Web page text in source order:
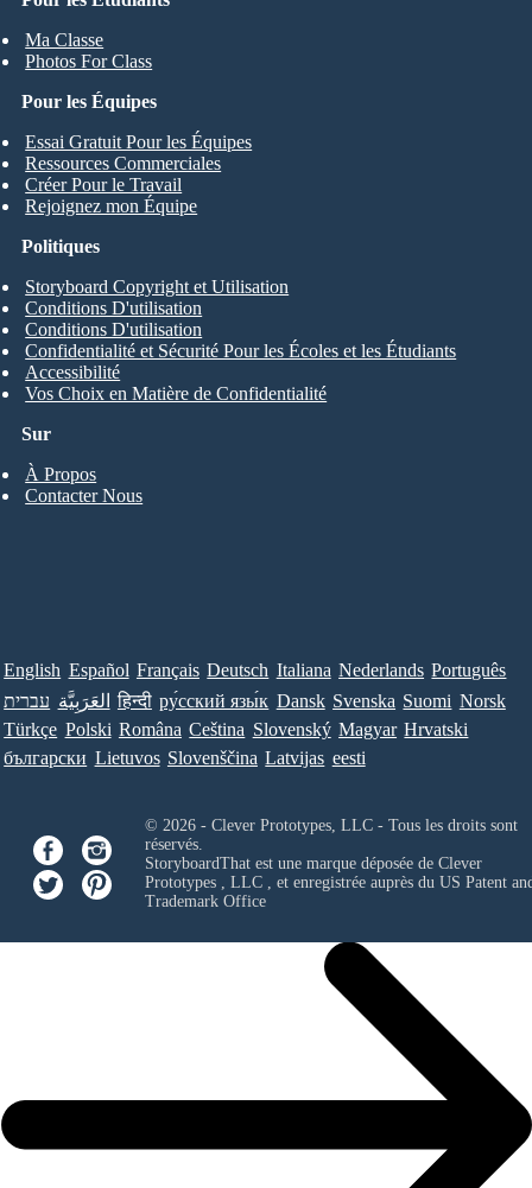
Ma Classe
Photos For Class
Pour les Équipes
Essai Gratuit Pour les Équipes
Ressources Commerciales
Créer Pour le Travail
Rejoignez mon Équipe
Sur
À Propos
Contacter Nous
Politiques
Storyboard Copyright et Utilisation
Conditions D'utilisation
Conditions D'utilisation
Confidentialité et Sécurité Pour les Écoles et les Étudiants
Accessibilité
Vos Choix en Matière de Confidentialité
English Español Français Deutsch Italiana Nederlands Português
עברית العَرَبِيَّة हिन्दी ру́сский язы́к Dansk Svenska Suomi Norsk
Türkçe Polski Româna Ceština Slovenský Magyar Hrvatski
български Lietuvos Slovenščina Latvijas eesti
© 2026 - Clever Prototypes, LLC - Tous les droits sont
réservés.
StoryboardThat est une marque déposée de Clever
Prototypes , LLC, et enregistrée auprès du US Patent
Trademark Office